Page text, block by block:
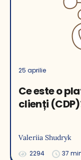
25 aprilie
Ce este o
clienți
Valeriia Shudryk
2294 37